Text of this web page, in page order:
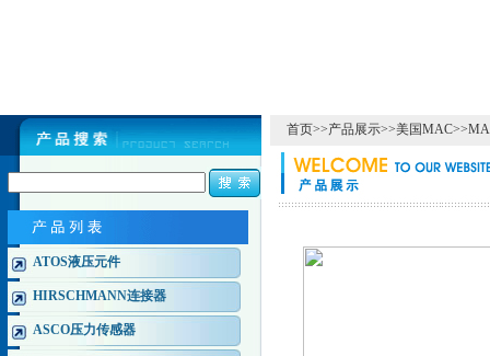
ATOS液压元件
HIRSCHMANN连接器
ASCO压力传感器
首页>>产品展示>>美国MAC>>